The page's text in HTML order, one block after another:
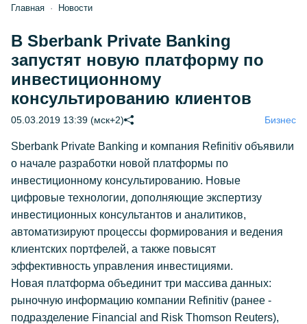
Главная Новости
В Sberbank Private Banking
запустят новую платформу по
инвестиционному
консультированию клиентов
05.03.2019 13:39 (мск+2) Бизнес
Sberbank Private Banking и компания Refinitiv объявили
о начале разработки новой платформы по
инвестиционному консультированию. Новые
цифровые технологии, дополняющие экспертизу
инвестиционных консультантов и аналитиков,
автоматизируют процессы формирования и ведения
клиентских портфелей, а также повысят
эффективность управления инвестициями.
Новая платформа объединит три массива данных:
рыночную информацию компании Refinitiv (ранее -
подразделение Financial and Risk Thomson Reuters),